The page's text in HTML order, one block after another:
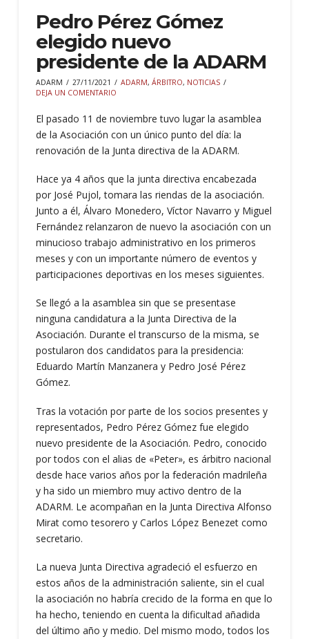
Pedro Pérez Gómez
elegido nuevo
presidente de la ADARM
ADARM 27/11/2021 ADARM, ÁRBITRO, NOTICIAS
DEJA UN COMENTARIO
El pasado 11 de noviembre tuvo lugar la asamblea
de la Asociación con un único punto del día: la
renovación de la Junta directiva de la ADARM.
Hace ya 4 años que la junta directiva encabezada
por José Pujol, tomara las riendas de la asociación.
Junto a él, Álvaro Monedero, Víctor Navarro y Miguel
Fernández relanzaron de nuevo la asociación con un
minucioso trabajo administrativo en los primeros
meses y con un importante número de eventos y
participaciones deportivas en los meses siguientes.
Se llegó a la asamblea sin que se presentase
ninguna candidatura a la Junta Directiva de la
Asociación. Durante el transcurso de la misma, se
postularon dos candidatos para la presidencia:
Eduardo Martín Manzanera y Pedro José Pérez
Gómez.
Tras la votación por parte de los socios presentes y
representados, Pedro Pérez Gómez fue elegido
nuevo presidente de la Asociación. Pedro, conocido
por todos con el alias de «Peter», es árbitro nacional
desde hace varios años por la federación madrileña
y ha sido un miembro muy activo dentro de la
ADARM. Le acompañan en la Junta Directiva Alfonso
Mirat como tesorero y Carlos López Benezet como
secretario.
La nueva Junta Directiva agradeció el esfuerzo en
estos años de la administración saliente, sin el cual
la asociación no habría crecido de la forma en que lo
ha hecho, teniendo en cuenta la dificultad añadida
del último año y medio. Del mismo modo, todos los